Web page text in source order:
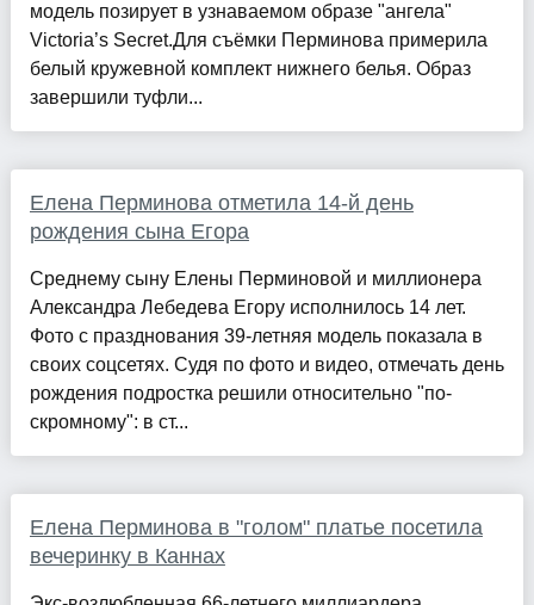
модель позирует в узнаваемом образе "ангела"
Victoria’s Secret.Для съёмки Перминова примерила
белый кружевной комплект нижнего белья. Образ
завершили туфли...
Елена Перминова отметила 14-й день
рождения сына Егора
Среднему сыну Елены Перминовой и миллионера
Александра Лебедева Егору исполнилось 14 лет.
Фото с празднования 39-летняя модель показала в
своих соцсетях. Судя по фото и видео, отмечать день
рождения подростка решили относительно "по-
скромному": в ст...
Елена Перминова в "голом" платье посетила
вечеринку в Каннах